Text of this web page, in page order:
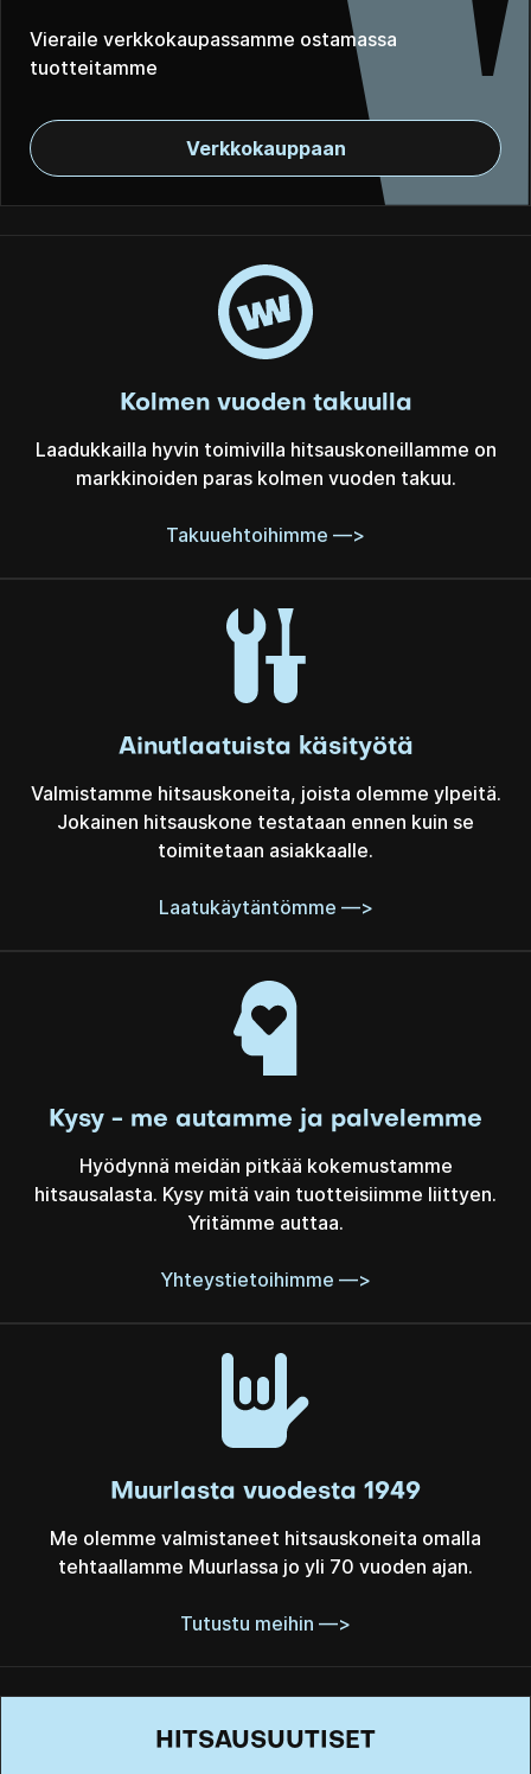
Vieraile verkkokaupassamme ostamassa
tuotteitamme
Verkkokauppaan
Kolmen vuoden takuulla
Laadukkailla hyvin toimivilla hitsauskoneillamme on
markkinoiden paras kolmen vuoden takuu.
Takuuehtoihimme —>
Ainutlaatuista käsityötä
Valmistamme hitsauskoneita, joista olemme ylpeitä.
Jokainen hitsauskone testataan ennen kuin se
toimitetaan asiakkaalle.
Laatukäytäntömme —>
Kysy - me autamme ja palvelemme
Hyödynnä meidän pitkää kokemustamme
hitsausalasta. Kysy mitä vain tuotteisiimme liittyen.
Yritämme auttaa.
Yhteystietoihimme —>
Muurlasta vuodesta 1949
Me olemme valmistaneet hitsauskoneita omalla
tehtaallamme Muurlassa jo yli 70 vuoden ajan.
Tutustu meihin —>
HITSAUSUUTISET